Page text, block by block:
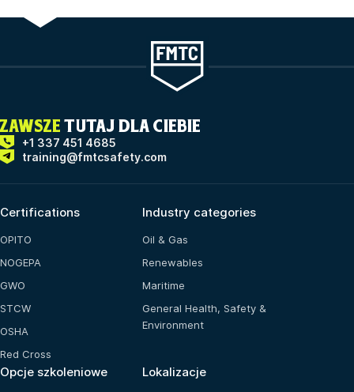
ZAWSZE TUTAJ DLA CIEBIE
+1 337 451 4685
training@fmtcsafety.com
Certifications
OPITO
NOGEPA
GWO
STCW
OSHA
Red Cross
Industry categories
Oil & Gas
Renewables
Maritime
General Health, Safety &
Environment
Opcje szkoleniowe Lokalizacje